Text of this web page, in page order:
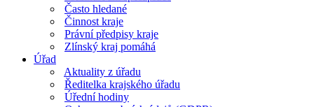
Často hledané
Činnost kraje
Právní předpisy kraje
Zlínský kraj pomáhá
Úřad
Aktuality z úřadu
Ředitelka krajského úřadu
Úřední hodiny